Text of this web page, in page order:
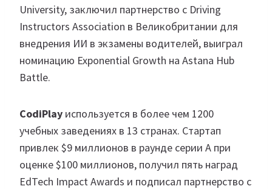
University, заключил партнерство с Driving
Instructors Association в Великобритании для
внедрения ИИ в экзамены водителей, выиграл
номинацию Exponential Growth на Astana Hub
Battle.
CodiPlay используется в более чем 1200
учебных заведениях в 13 странах. Стартап
привлек $9 миллионов в раунде серии A при
оценке $100 миллионов, получил пять наград
EdTech Impact Awards и подписал партнерство с